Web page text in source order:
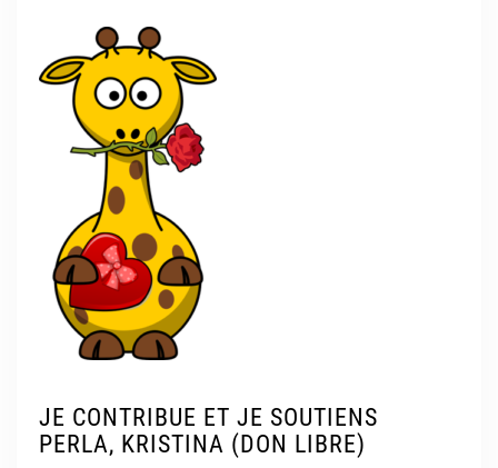
JE CONTRIBUE ET JE SOUTIENS
PERLA, KRISTINA (DON LIBRE)